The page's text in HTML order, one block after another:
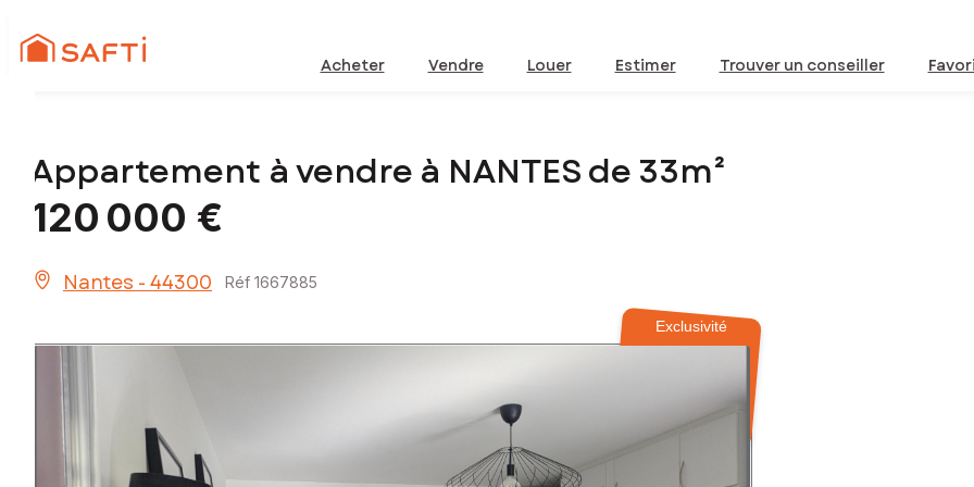
Acheter Vendre Louer Estimer Trouver un conseiller
Appartement à vendre à NANTES de 33m²
120 000 €
Nantes - 44300 Réf 1667885
Exclusivité